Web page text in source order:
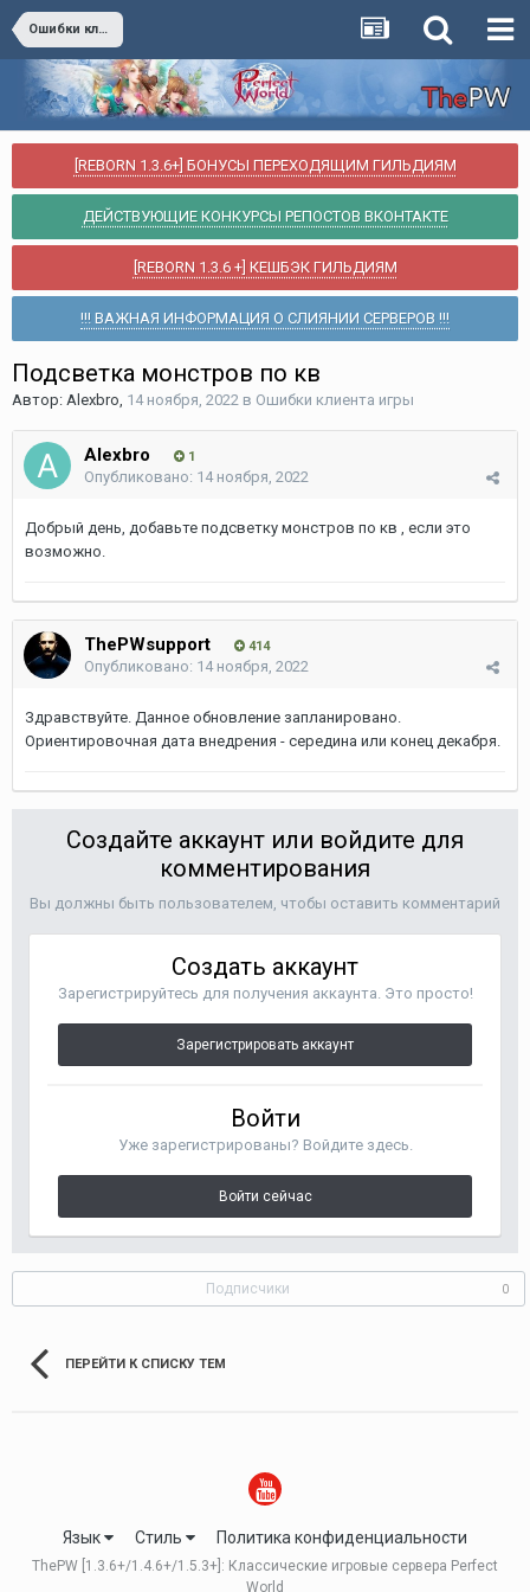
Ошибки клиента игры
[REBORN 1.3.6+] БОНУСЫ ПЕРЕХОДЯЩИМ ГИЛЬДИЯМ
ДЕЙСТВУЮЩИЕ КОНКУРСЫ РЕПОСТОВ ВКОНТАКТЕ
[REBORN 1.3.6 +] КЕШБЭК ГИЛЬДИЯМ
!!! ВАЖНАЯ ИНФОРМАЦИЯ О СЛИЯНИИ СЕРВЕРОВ !!!
Подсветка монстров по кв
Автор: Alexbro, 14 ноября, 2022 в Ошибки клиента игры
Alexbro 1
Опубликовано: 14 ноября, 2022
Добрый день, добавьте подсветку монстров по кв , если это
возможно.
ThePWsupport 414
Опубликовано: 14 ноября, 2022
Здравствуйте. Данное обновление запланировано.
Ориентировочная дата внедрения - середина или конец декабря.
Создайте аккаунт или войдите для
комментирования
Вы должны быть пользователем, чтобы оставить комментарий
Создать аккаунт
Зарегистрируйтесь для получения аккаунта. Это просто!
Зарегистрировать аккаунт
Войти
Уже зарегистрированы? Войдите здесь.
Войти сейчас
Подписчики 0
ПЕРЕЙТИ К СПИСКУ ТЕМ
Язык Стиль Политика конфиденциальности
ThePW [1.3.6+/1.4.6+/1.5.3+]: Классические игровые сервера Perfect
World